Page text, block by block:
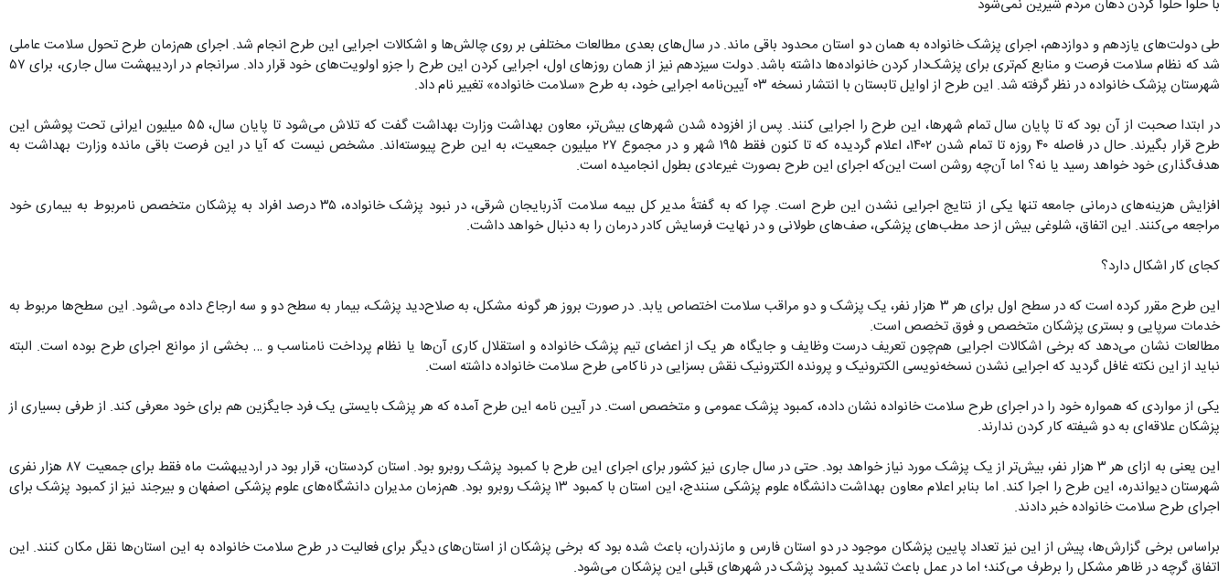
با حلوا حلوا کردن دهان مردم شیرین نمی‌شود
طی دولت‌های یازدهم و دوازدهم، اجرای پزشک خانواده به همان دو استان محدود باقی ماند. در سال‌های بعدی مطالعات مختلفی بر روی چالش‌ها و اشکالات اجرایی این طرح انجام شد. اجرای هم‌زمان طرح تحول سلامت عاملی
شد که نظام سلامت فرصت و منابع کم‌تری برای پزشک‌دار کردن خانواده‌ها داشته باشد. دولت سیزدهم نیز از همان روزهای اول، اجرایی کردن این طرح را جزو اولویت‌های خود قرار داد. سرانجام در اردیبهشت سال جاری، برای ۵۷
شهرستان پزشک خانواده در نظر گرفته شد. این طرح از اوایل تابستان با انتشار نسخه ۰۳ آیین‌نامه اجرایی خود، به طرح «سلامت خانواده» تغییر نام داد.
در ابتدا صحبت از آن بود که تا پایان سال تمام شهرها، این طرح را اجرایی کنند. پس از افزوده شدن شهرهای بیش‌تر، معاون بهداشت وزارت بهداشت گفت که تلاش می‌شود تا پایان سال، ۵۵ میلیون ایرانی تحت پوشش این
طرح قرار بگیرند. حال در فاصله ۴۰ روزه تا تمام شدن ۱۴۰۲، اعلام گردیده که تا کنون فقط ۱۹۵ شهر و در مجموع ۲۷ میلیون جمعیت، به این طرح پیوسته‌اند. مشخص نیست که آیا در این فرصت باقی مانده وزارت بهداشت به
هدف‌گذاری خود خواهد رسید یا نه؟ اما آن‌چه روشن است این‌که اجرای این طرح بصورت غیرعادی بطول انجامیده است.
افزایش هزینه‌های درمانی جامعه تنها یکی از نتایج اجرایی نشدن این طرح است. چرا که به گفتهٔ مدیر کل بیمه سلامت آذربایجان شرقی، در نبود پزشک خانواده، ۳۵ درصد افراد به پزشکان متخصص نامربوط به بیماری خود
مراجعه می‌کنند. این اتفاق، شلوغی بیش از حد مطب‌های پزشکی، صف‌های طولانی و در نهایت فرسایش کادر درمان را به دنبال خواهد داشت.
کجای کار اشکال دارد؟
این طرح مقرر کرده است که در سطح اول برای هر ۳ هزار نفر، یک پزشک و دو مراقب سلامت اختصاص یابد. در صورت بروز هر گونه مشکل، به صلاح‌دید پزشک، بیمار به سطح دو و سه ارجاع داده می‌شود. این سطح‌ها مربوط به
خدمات سرپایی و بستری پزشکان متخصص و فوق تخصص است.
مطالعات نشان می‌دهد که برخی اشکالات اجرایی هم‌چون تعریف درست وظایف و جایگاه هر یک از اعضای تیم پزشک خانواده و استقلال کاری آن‌ها یا نظام پرداخت نامناسب و … بخشی از موانع اجرای طرح بوده است. البته
نباید از این نکته غافل گردید که اجرایی نشدن نسخه‌نویسی الکترونیک و پرونده الکترونیک نقش بسزایی در ناکامی طرح سلامت خانواده داشته است.
یکی از مواردی که همواره خود را در اجرای طرح سلامت خانواده نشان داده، کمبود پزشک عمومی و متخصص است. در آیین نامه این طرح آمده که هر پزشک بایستی یک فرد جایگزین هم برای خود معرفی کند. از طرفی بسیاری از
پزشکان علاقه‌ای به دو شیفته کار کردن ندارند.
این یعنی به ازای هر ۳ هزار نفر، بیش‌تر از یک پزشک مورد نیاز خواهد بود. حتی در سال جاری نیز کشور برای اجرای این طرح با کمبود پزشک روبرو بود. استان کردستان، قرار بود در اردیبهشت ماه فقط برای جمعیت ۸۷ هزار نفری
شهرستان دیواندره، این طرح را اجرا کند. اما بنابر اعلام معاون بهداشت دانشگاه علوم پزشکی سنندج، این استان با کمبود ۱۳ پزشک روبرو بود. هم‌زمان مدیران دانشگاه‌های علوم پزشکی اصفهان و بیرجند نیز از کمبود پزشک برای
اجرای طرح سلامت خانواده خبر دادند.
براساس برخی گزارش‌ها، پیش از این نیز تعداد پایین پزشکان موجود در دو استان فارس و مازندران، باعث شده بود که برخی پزشکان از استان‌های دیگر برای فعالیت در طرح سلامت خانواده به این استان‌ها نقل مکان کنند. این
اتفاق گرچه در ظاهر مشکل را برطرف می‌کند؛ اما در عمل باعث تشدید کمبود پزشک در شهرهای قبلی این پزشکان می‌شود.